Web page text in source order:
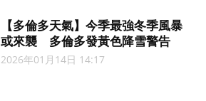
【多倫多天氣】今季最強冬季風暴
或來襲 多倫多發黃色降雪警告
2026年01月14日 14:17